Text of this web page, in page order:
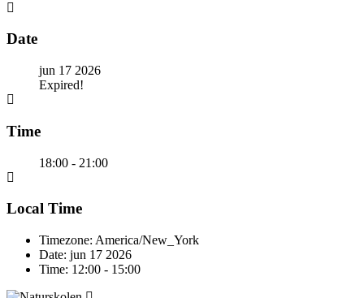
Date
jun 17 2026
Expired!
Time
18:00 - 21:00
Local Time
Timezone: America/New_York
Date: jun 17 2026
Time: 12:00 - 15:00